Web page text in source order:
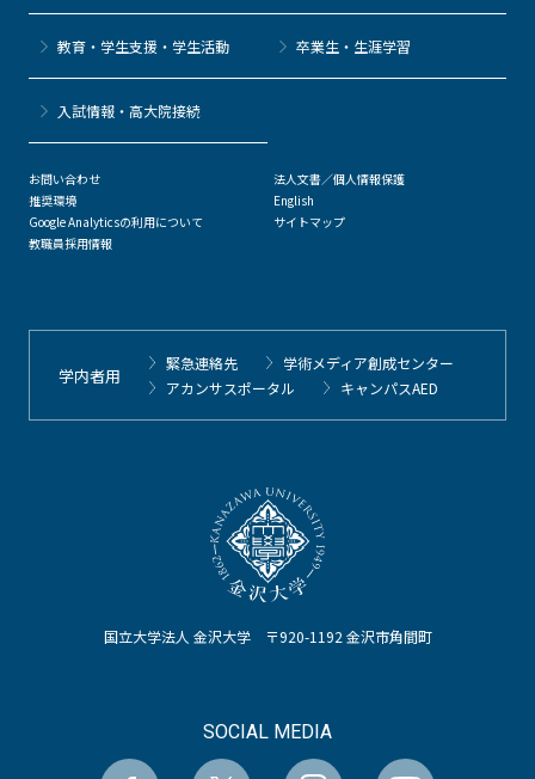
国立大学法人 金沢大学 〒920-1192 金沢市角間町
SOCIAL MEDIA
教育・学生支援・学生活動 卒業生・生涯学習
⼊試情報・高大院接続
お問い合わせ
推奨環境
Google Analyticsの利用について
教職員採用情報
法人文書／個人情報保護
English
サイトマップ
学内者用
緊急連絡先
学術メディア創成センター
アカンサスポータル
キャンパスAED